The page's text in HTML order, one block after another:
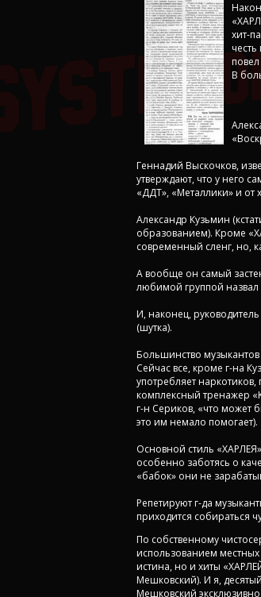
хит-
В
Геннадий Выскочков,
утверждают, что у него
«ДДТ», «Металлики» и от
Александр Кузьмин
образованием). Кроме
современный сленг, но,
А вообще он самый
любимой группой назвал
И, наконец,
(шутка).
Большинство
Сейчас все, кроме г-на
употребляет
комплексный тренажер
г-н Сериков, «что может
это им немало помогает).
Основной стиль
особенно заботясь о
«бабок» они не
Репетируют г-да
приходится собираться
По собственному
использованием
истина, но и хиты
Мешковский). И я,
Мешковский